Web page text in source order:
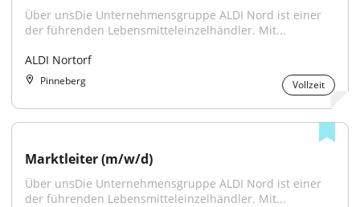
Über unsDie Unternehmensgruppe ALDI Nord ist einer
der führenden Lebensmitteleinzelhändler. Mit...
ALDI Nortorf
Pinneberg Vollzeit
Marktleiter (m/w/d)
Über unsDie Unternehmensgruppe ALDI Nord ist einer
der führenden Lebensmitteleinzelhändler. Mit...